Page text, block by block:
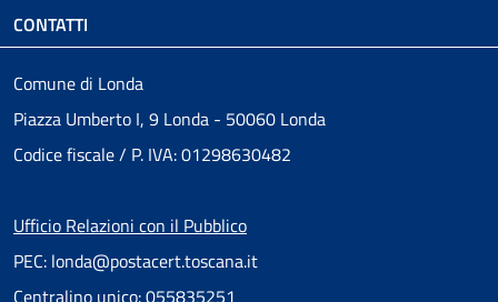
CONTATTI
Comune di Londa
Piazza Umberto I, 9 Londa - 50060 Londa
Codice fiscale / P. IVA: 01298630482
Ufficio Relazioni con il Pubblico
PEC: londa@postacert.toscana.it
Centralino unico: 055835251